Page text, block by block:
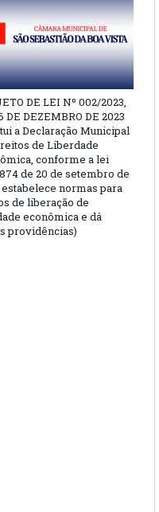
DE LEI Nº 002/2023,
DE DEZEMBRO DE 2023
a Declaração Municipal
de Liberdade
conforme a lei
de 20 de setembro de
estabelece normas para
de liberação de
econômica e dá
providências)